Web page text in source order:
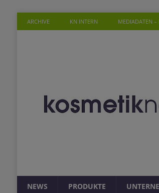
ARCHIVE KN INTERN MEDIADATEN –
NEWS PRODUKTE